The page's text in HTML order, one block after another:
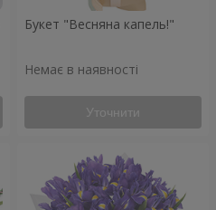
Букет "Весняна капель!"
Немає в наявності
Уточнити